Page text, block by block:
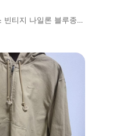
빈티지 나일론 블루종자